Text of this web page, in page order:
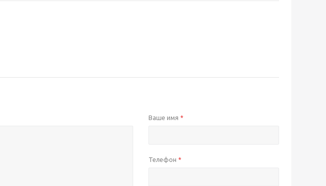
Ваше имя *
Телефон *